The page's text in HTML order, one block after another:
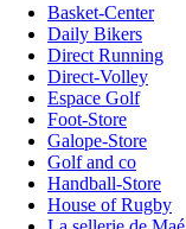
Basket-Center
Daily Bikers
Direct Running
Direct-Volley
Espace Golf
Foot-Store
Galope-Store
Golf and co
Handball-Store
House of Rugby